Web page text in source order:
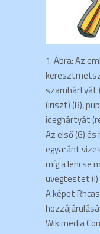
1. Ábra: Az
szaruhártyát
(iriszt) (B),
ideghártyát
Az első (G)
egyaránt
míg a lencse
üvegtestet (I)
A képet
Wikimedia